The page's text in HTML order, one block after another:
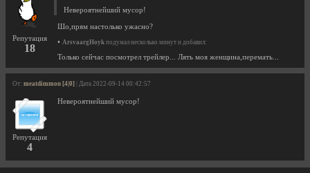
Репутация
18
Невероятнейший мусор!
Шо,прям настолько ужасно?
• ArsvaargHoyk подумал несколько минут и добавил:
Только сейчас посмотрел трейлер... Лять моя женщина,перемать...
От: meatdimmon [4|0] | Дата 2022-09-14 00:42:57
Репутация
4
Невероятнейший мусор!